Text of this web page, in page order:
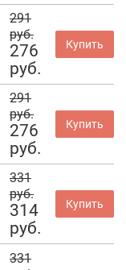
291
руб.
276
руб.
Купить
291
руб.
276
руб.
Купить
331
руб.
314
руб.
Купить
331